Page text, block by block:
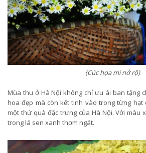
(Cúc họa mi nở rộ)
Mùa thu ở Hà Nội không chỉ ưu ái ban tặng
hoa đẹp mà còn kết tinh vào trong từng hạt
một thứ quà đặc trưng của Hà Nội. Với màu
trong lá sen xanh thơm ngát.